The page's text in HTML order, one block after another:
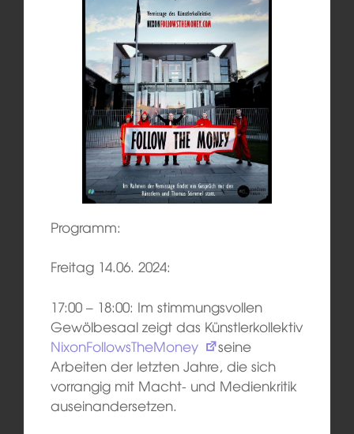
Programm:
Freitag 14.06. 2024:
17:00 – 18:00: Im stimmungsvollen
Gewölbesaal zeigt das Künstlerkollektiv
NixonFollowsTheMoney
seine
Arbeiten der letzten Jahre, die sich
vorrangig mit Macht- und Medienkritik
auseinandersetzen.